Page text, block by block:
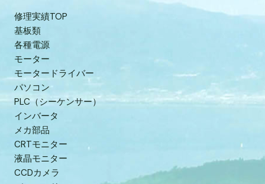
修理実績TOP
基板類
各種電源
モーター
モータードライバー
パソコン
PLC（シーケンサー）
インバータ
メカ部品
CRTモニター
液晶モニター
CCDカメラ